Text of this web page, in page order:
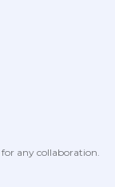
any collaboration.